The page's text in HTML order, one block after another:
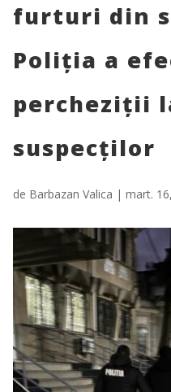
furturi din
Poliția a
percheziții
suspecților
de Barbazan Valica | mart.